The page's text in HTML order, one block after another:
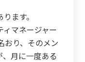
ます。
マネージャー
おり、そのメン
月に一度ある